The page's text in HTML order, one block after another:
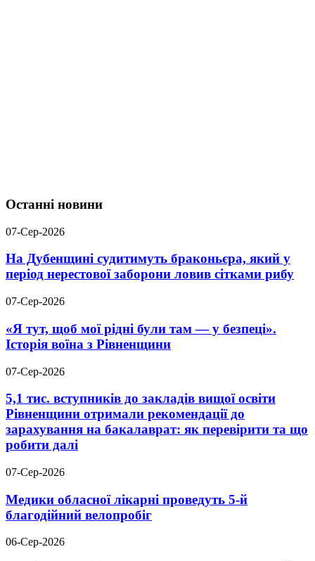
Останні новини
07-Сер-2026
На Дубенщині судитимуть браконьєра, який у
період нерестової заборони ловив сітками рибу
07-Сер-2026
«Я тут, щоб мої рідні були там — у безпеці».
Історія воїна з Рівненщини
07-Сер-2026
5,1 тис. вступників до закладів вищої освіти
Рівненщини отримали рекомендації до
зарахування на бакалаврат: як перевірити та що
робити далі
07-Сер-2026
Медики обласної лікарні проведуть 5-й
благодійний велопробіг
06-Сер-2026